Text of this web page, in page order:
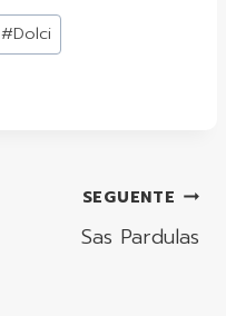
#Dolci
SEGUENTE
Sas Pardulas